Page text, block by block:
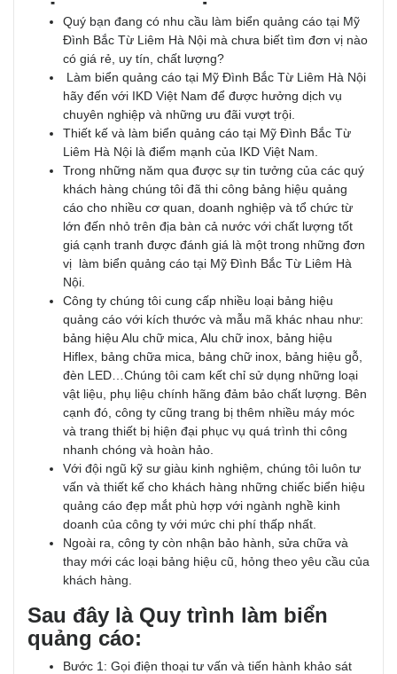
Quý bạn đang có nhu cầu làm biển quảng cáo tại Mỹ
Đình Bắc Từ Liêm Hà Nội mà chưa biết tìm đơn vị nào
có giá rẻ, uy tín, chất lượng?
Làm biển quảng cáo tại Mỹ Đình Bắc Từ Liêm Hà Nội
hãy đến với IKD Việt Nam để được hưởng dịch vụ
chuyên nghiệp và những ưu đãi vượt trội.
Thiết kế và làm biển quảng cáo tại Mỹ Đình Bắc Từ
Liêm Hà Nội là điểm mạnh của IKD Việt Nam.
Trong những năm qua được sự tin tưởng của các quý
khách hàng chúng tôi đã thi công bảng hiệu quảng
cáo cho nhiều cơ quan, doanh nghiệp và tổ chức từ
lớn đến nhỏ trên địa bàn cả nước với chất lượng tốt
giá cạnh tranh được đánh giá là một trong những đơn
vị làm biển quảng cáo tại Mỹ Đình Bắc Từ Liêm Hà
Nội.
Công ty chúng tôi cung cấp nhiều loại bảng hiệu
quảng cáo với kích thước và mẫu mã khác nhau như:
bảng hiệu Alu chữ mica, Alu chữ inox, bảng hiệu
Hiflex, bảng chữa mica, bảng chữ inox, bảng hiệu gỗ,
đèn LED…Chúng tôi cam kết chỉ sử dụng những loại
vật liệu, phụ liệu chính hãng đảm bảo chất lượng. Bên
cạnh đó, công ty cũng trang bị thêm nhiều máy móc
và trang thiết bị hiện đại phục vụ quá trình thi công
nhanh chóng và hoàn hảo.
Với đội ngũ kỹ sư giàu kinh nghiệm, chúng tôi luôn tư
vấn và thiết kế cho khách hàng những chiếc biển hiệu
quảng cáo đẹp mắt phù hợp với ngành nghề kinh
doanh của công ty với mức chi phí thấp nhất.
Ngoài ra, công ty còn nhận bảo hành, sửa chữa và
thay mới các loại bảng hiệu cũ, hỏng theo yêu cầu của
khách hàng.
Sau đây là Quy trình làm biển
quảng cáo:
Bước 1: Gọi điện thoại tư vấn và tiến hành khảo sát